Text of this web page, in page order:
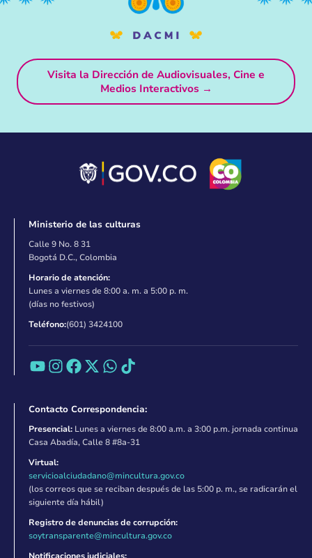
Visita la Dirección de Audiovisuales, Cine e
Medios Interactivos →
Ministerio de las culturas
Calle 9 No. 8 31
Bogotá D.C., Colombia
Horario de atención:
Lunes a viernes de 8:00 a. m. a 5:00 p. m.
(días no festivos)
Teléfono:(601) 3424100
Contacto Correspondencia:
Presencial: Lunes a viernes de 8:00 a.m. a 3:00 p.m. jornada continua
Casa Abadía, Calle 8 #8a-31
Virtual:
servicioalciudadano@mincultura.gov.co
(los correos que se reciban después de las 5:00 p. m., se radicarán el
siguiente día hábil)
Registro de denuncias de corrupción:
soytransparente@mincultura.gov.co